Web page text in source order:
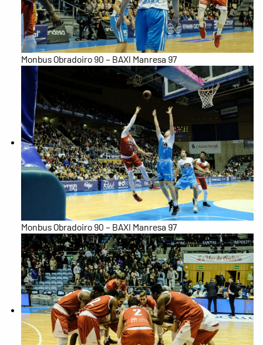
Monbus Obradoiro 90 – BAXI Manresa 97
Monbus Obradoiro 90 – BAXI Manresa 97